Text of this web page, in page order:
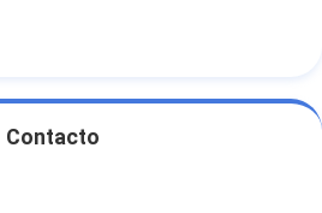
Contacto